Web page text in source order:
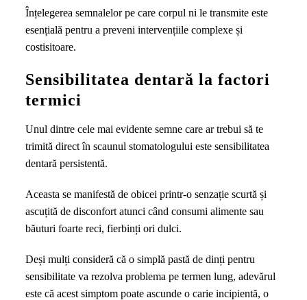
Înțelegerea semnalelor pe care corpul ni le transmite este
esențială pentru a preveni intervențiile complexe și
costisitoare.
Sensibilitatea dentară la factori
termici
Unul dintre cele mai evidente semne care ar trebui să te
trimită direct în scaunul stomatologului este sensibilitatea
dentară persistentă.
Aceasta se manifestă de obicei printr-o senzație scurtă și
ascuțită de disconfort atunci când consumi alimente sau
băuturi foarte reci, fierbinți ori dulci.
Deși mulți consideră că o simplă pastă de dinți pentru
sensibilitate va rezolva problema pe termen lung, adevărul
este că acest simptom poate ascunde o carie incipientă, o